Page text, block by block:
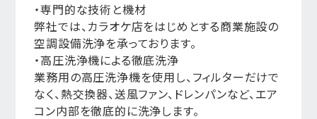
・専門的な技術と機材
弊社では、カラオケ店をはじめとする商業施設の
空調設備洗浄を承っております。
・高圧洗浄機による徹底洗浄
業務用の高圧洗浄機を使用し、フィルターだけで
なく、熱交換器、送風ファン、ドレンパンなど、エア
コン内部を徹底的に洗浄します。